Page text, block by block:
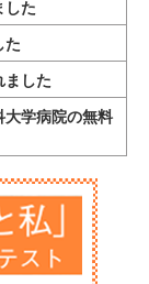
た
た
した
学病院の無料